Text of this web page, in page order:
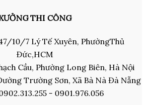
THI CÔNG
10/7 Lý Tế Xuyên, PhườngThủ
Đức,HCM
Cầu, Phường Long Biên, Hà Nội
Trường Sơn, Xã Bà Nà Đà Nẵng
- 0901.976.056